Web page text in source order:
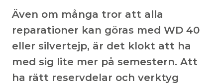
Även om många tror att alla
reparationer kan göras med WD 40
eller silvertejp, är det klokt att ha
med sig lite mer på semestern. Att
ha rätt reservdelar och verktyg